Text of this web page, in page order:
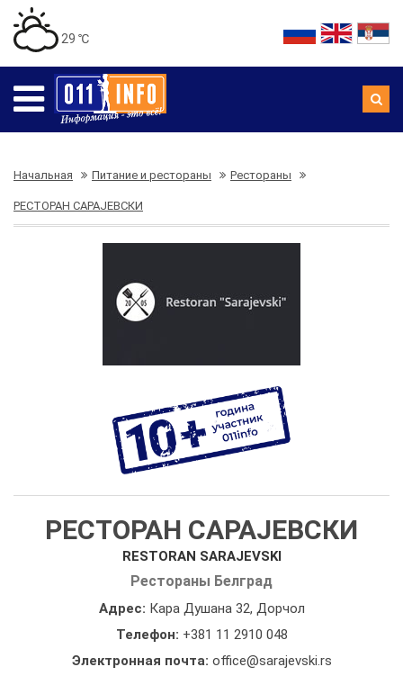
29 ℃
Начальная Питание и рестораны Рестораны
РЕСТОРАН САРАЈЕВСКИ
РЕСТОРАН САРАЈЕВСКИ
RESTORAN SARAJEVSKI
Рестораны Белград
Адрес: Кара Душана 32, Дорчол
Телефон: +381 11 2910 048
Электронная почта: office@sarajevski.rs